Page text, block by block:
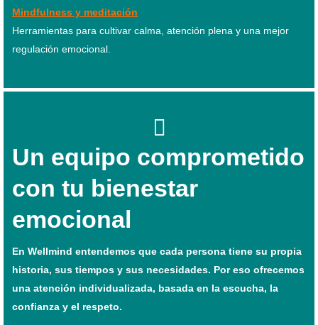
Mindfulness y meditación
Herramientas para cultivar calma, atención plena y una mejor
regulación emocional.
Un equipo comprometido
con tu bienestar
emocional
En Wellmind entendemos que cada persona tiene su propia
historia, sus tiempos y sus necesidades. Por eso ofrecemos
una atención individualizada, basada en la escucha, la
confianza y el respeto.